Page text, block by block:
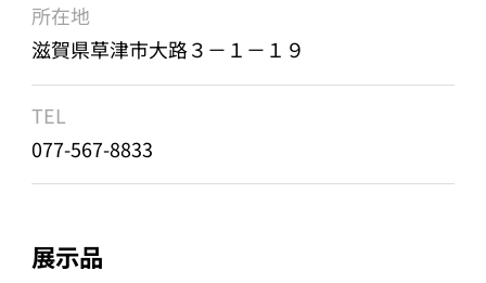
所在地
滋賀県草津市大路３－１－１９
TEL
077-567-8833
展示品